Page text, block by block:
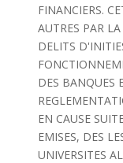
FINANCIERS.
AUTRES PAR
DELITS
DES BANQUES
EN CAUSE
EMISES, DES
UNIVERSITES